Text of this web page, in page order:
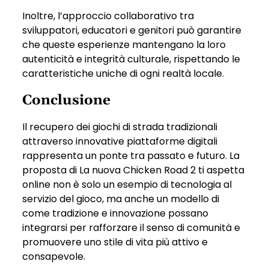
Inoltre, l’approccio collaborativo tra
sviluppatori, educatori e genitori può garantire
che queste esperienze mantengano la loro
autenticità e integrità culturale, rispettando le
caratteristiche uniche di ogni realtà locale.
Conclusione
Il recupero dei giochi di strada tradizionali
attraverso innovative piattaforme digitali
rappresenta un ponte tra passato e futuro. La
proposta di La nuova Chicken Road 2 ti aspetta
online non è solo un esempio di tecnologia al
servizio del gioco, ma anche un modello di
come tradizione e innovazione possano
integrarsi per rafforzare il senso di comunità e
promuovere uno stile di vita più attivo e
consapevole.